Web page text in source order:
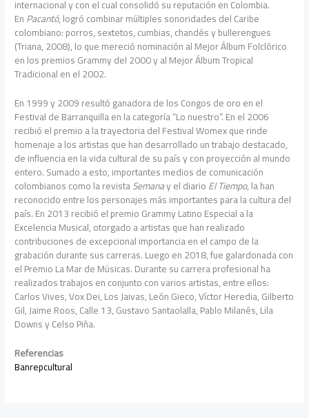
internacional y con el cual consolidó su reputación en Colombia.
EnPacantó, logró combinar múltiples sonoridades del Caribe
colombiano: porros, sextetos, cumbias, chandés y bullerengues
(Triana, 2008), lo que mereció nominación al Mejor Álbum Folclórico
en los premios Grammy del 2000 y al Mejor Álbum Tropical
Tradicional en el 2002.
En 1999 y 2009 resultó ganadora de los Congos de oro en el
Festival de Barranquilla en la categoría “Lo nuestro”. En el 2006
recibió el premio a la trayectoria del Festival Womex que rinde
homenaje a los artistas que han desarrollado un trabajo destacado,
de influencia en la vida cultural de su país y con proyección al mundo
entero. Sumado a esto, importantes medios de comunicación
colombianos como la revistaSemanay el diarioEl Tiempo, la han
reconocido entre los personajes más importantes para la cultura del
país. En 2013 recibió el premio Grammy Latino Especial a la
Excelencia Musical, otorgado a artistas que han realizado
contribuciones de excepcional importancia en el campo de la
grabación durante sus carreras. Luego en 2018, fue galardonada con
el Premio La Mar de Músicas. Durante su carrera profesional ha
realizados trabajos en conjunto con varios artistas, entre ellos:
Carlos Vives, Vox Dei, Los Jaivas, León Gieco, Víctor Heredia, Gilberto
Gil, Jaime Roos, Calle 13, Gustavo Santaolalla, Pablo Milanés, Lila
Downs y Celso Piña.
Referencias
Banrepcultural